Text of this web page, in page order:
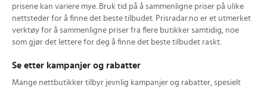
prisene kan variere mye. Bruk tid på å sammenligne priser på ulike
nettsteder for å finne det beste tilbudet. Prisradar.no er et utmerket
verktøy for å sammenligne priser fra flere butikker samtidig, noe
som gjør det lettere for deg å finne det beste tilbudet raskt.
Se etter kampanjer og rabatter
Mange nettbutikker tilbyr jevnlig kampanjer og rabatter, spesielt